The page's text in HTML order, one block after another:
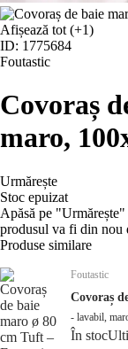
Afișează tot (+1)
ID: 1775684
Foutastic
Covoraș
maro,
Urmărește
Stoc epuizat
Apăsă pe
produsul va fi din nou
Produse similare
Foutastic
Covoraș
- lavabil,
În stoc